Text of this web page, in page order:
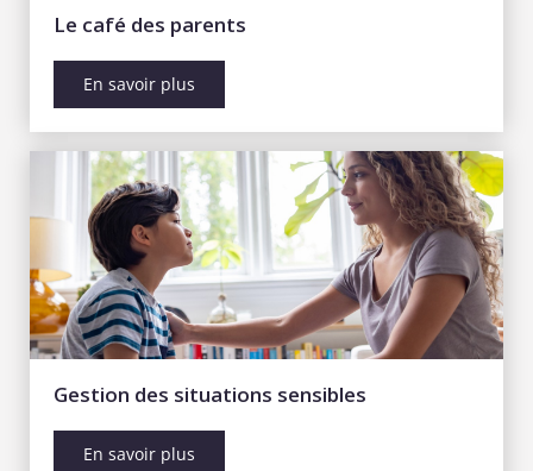
Le café des parents
En savoir plus
Gestion des situations sensibles
En savoir plus